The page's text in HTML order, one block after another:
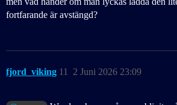
fortfarande är avstängd?
fjord_viking 2 Juni 2026 23:09
11